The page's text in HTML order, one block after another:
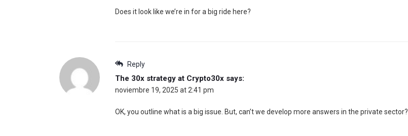
Does it look like we’re in for a big ride here?
Reply
The 30x strategy at Crypto30x says:
noviembre 19, 2025 at 2:41 pm
OK, you outline what is a big issue. But, can’t we develop more answers in the private sector?